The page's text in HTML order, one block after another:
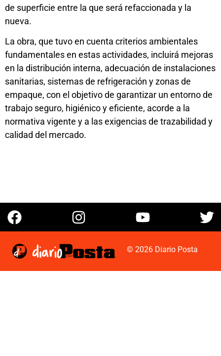
de superficie entre la que será refaccionada y la
nueva.
La obra, que tuvo en cuenta criterios ambientales
fundamentales en estas actividades, incluirá mejoras
en la distribución interna, adecuación de instalaciones
sanitarias, sistemas de refrigeración y zonas de
empaque, con el objetivo de garantizar un entorno de
trabajo seguro, higiénico y eficiente, acorde a la
normativa vigente y a las exigencias de trazabilidad y
calidad del mercado.
© 2026 Diario Posta